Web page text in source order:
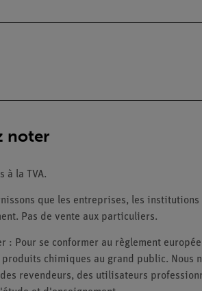
noter
à la TVA.
que les entreprises, les
Pas de vente aux particuliers.
: Pour se conformer au règlement
chimiques au grand public. Nous
des revendeurs, des utilisateurs